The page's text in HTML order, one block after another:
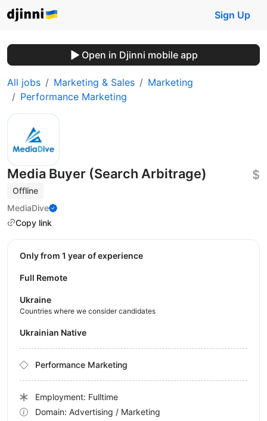
Sign Up
Open in Djinni mobile app
All jobs Marketing & Sales
Marketing
Performance Marketing
Media Buyer (Search Arbitrage)
Offline
MediaDive
Copy link
$
Only from 1 year of experience
Full Remote
Ukraine
Countries where we consider candidates
Ukrainian Native
Performance Marketing
Employment: Fulltime
Domain: Advertising / Marketing